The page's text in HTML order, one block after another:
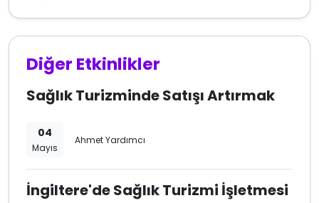
Diğer Etkinlikler
Sağlık Turizminde Satışı Artırmak
04
Mayıs
Ahmet Yardımcı
İngiltere'de Sağlık Turizmi İşletmesi